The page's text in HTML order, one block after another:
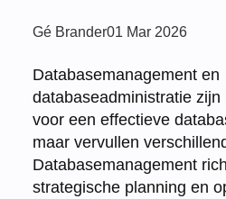
Posted
Gé Brander01 Mar 2026
Databasemanagement en
databaseadministratie zijn
voor een effectieve
maar vervullen
Databasemanagement
strategische planning en